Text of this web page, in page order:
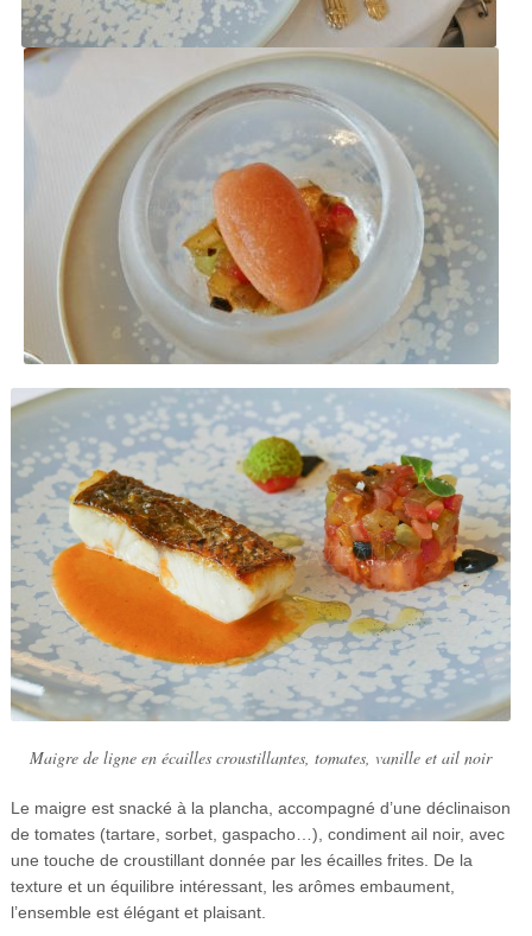
Maigre de ligne en écailles croustillantes, tomates, vanille et ail noir
Le maigre est snacké à la plancha, accompagné d’une déclinaison
de tomates (tartare, sorbet, gaspacho…), condiment ail noir, avec
une touche de croustillant donnée par les écailles frites. De la
texture et un équilibre intéressant, les arômes embaument,
l’ensemble est élégant et plaisant.